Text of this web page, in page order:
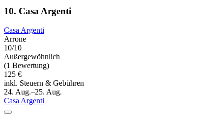
10. Casa Argenti
Casa Argenti
Arrone
10/10
Außergewöhnlich
(1 Bewertung)
125 €
inkl. Steuern & Gebühren
24. Aug.–25. Aug.
Casa Argenti